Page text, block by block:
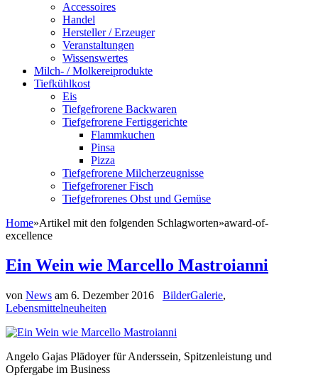
Accessoires
Handel
Hersteller / Erzeuger
Veranstaltungen
Wissenswertes
Milch- / Molkereiprodukte
Tiefkühlkost
Eis
Tiefgefrorene Backwaren
Tiefgefrorene Fertiggerichte
Flammkuchen
Pinsa
Pizza
Tiefgefrorene Milcherzeugnisse
Tiefgefrorener Fisch
Tiefgefrorenes Obst und Gemüse
Home»Artikel mit den folgenden Schlagworten»award-of-
excellence
Ein Wein wie Marcello Mastroianni
von News am 6. Dezember 2016 BilderGalerie,
Lebensmittelneuheiten
Angelo Gajas Plädoyer für Anderssein, Spitzenleistung und
Opfergabe im Business